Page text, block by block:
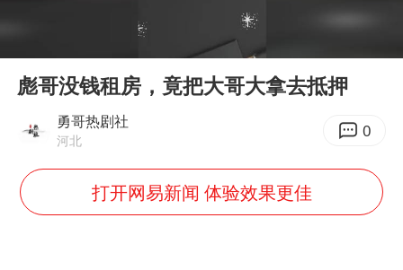
直击东北超：哈尔滨vs通辽
香港宏福苑火灾或由烟头引起
几元成本的AI广告导致千万市值蒸发
浙江台州《告全体市民书》
Play
彪哥没钱租房，竟把大哥大拿去抵押
勇哥热剧社
河北 0
打开网易新闻 体验效果更佳